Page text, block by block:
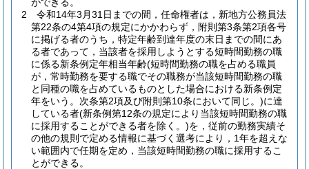
2
令和14年3月31日までの間，任命権者は，新地方公務員法
第22条の4第4項の規定にかかわらず，附則第3条第2項各号
に掲げる者のうち，特定年齢到達年度の末日までの間にあ
る者であって，当該者を採用しようとする短時間勤務の職
に係る新条例定年相当年齢(短時間勤務の職を占める職員
が，常時勤務を要する職でその職務が当該短時間勤務の職
と同種の職を占めているものとした場合における新条例定
年をいう。次条第2項及び附則第10条において同じ。)に達
している者(新条例第12条の規定により当該短時間勤務の職
に採用することができる者を除く。)を，従前の勤務実績そ
の他の規則で定める情報に基づく選考により，1年を超えな
い範囲内で任期を定め，当該短時間勤務の職に採用するこ
とができる。